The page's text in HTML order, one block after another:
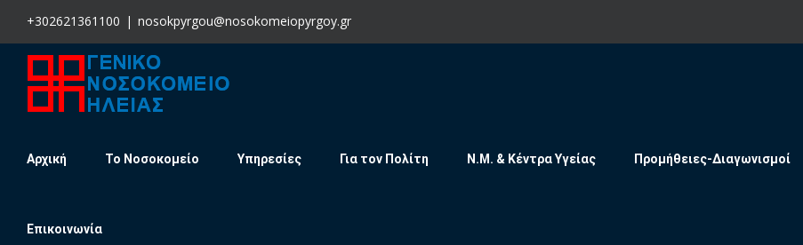
content
+302621361100 | nosokpyrgou@nosokomeiopyrgoy.gr
Αρχική Το Νοσοκομείο Υπηρεσίες Για τον Πολίτη Ν.Μ. & Κέντρα Υγείας Προμήθειες-Διαγωνισμοί
Επικοινωνία